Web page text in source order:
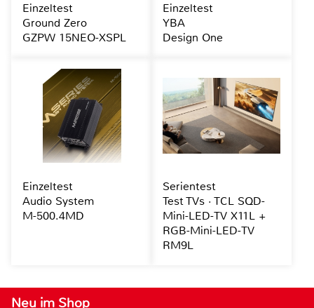
Neu im Shop
Einzeltest
Ground Zero
GZPW 15NEO-XSPL
Einzeltest
YBA
Design One
Einzeltest
Audio System
M-500.4MD
Serientest
Test TVs · TCL SQD-
Mini-LED-TV X11L +
RGB-Mini-LED-TV
RM9L